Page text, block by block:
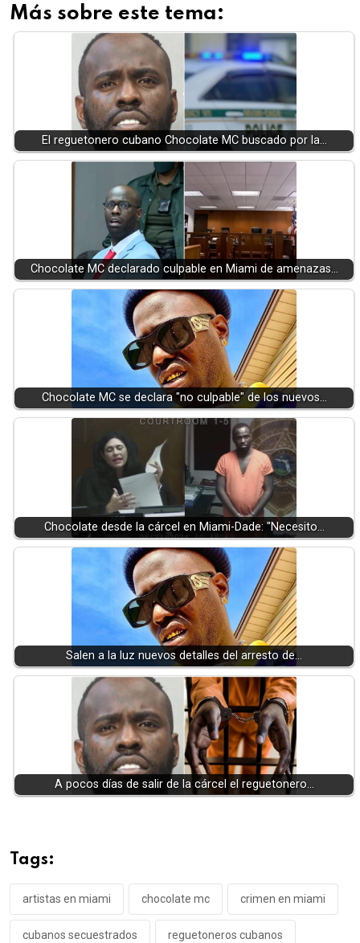
Más sobre este tema:
El reguetonero cubano Chocolate MC buscado por la…
Chocolate MC declarado culpable en Miami de amenazas…
Chocolate MC se declara "no culpable" de los nuevos…
Chocolate desde la cárcel en Miami-Dade: "Necesito…
Salen a la luz nuevos detalles del arresto de…
A pocos días de salir de la cárcel el reguetonero…
Tags:
artistas en miami chocolate mc crimen en miami
cubanos secuestrados reguetoneros cubanos